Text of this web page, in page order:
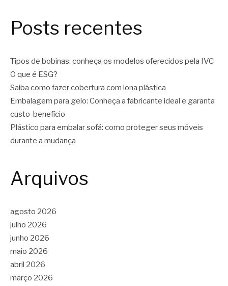
Posts recentes
Tipos de bobinas: conheça os modelos oferecidos pela IVC
O que é ESG?
Saiba como fazer cobertura com lona plástica
Embalagem para gelo: Conheça a fabricante ideal e garanta
custo-benefício
Plástico para embalar sofá: como proteger seus móveis
durante a mudança
Arquivos
agosto 2026
julho 2026
junho 2026
maio 2026
abril 2026
março 2026